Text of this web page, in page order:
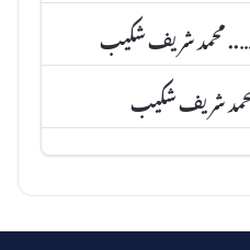
محمد شریف شکیب
شریف شکیب